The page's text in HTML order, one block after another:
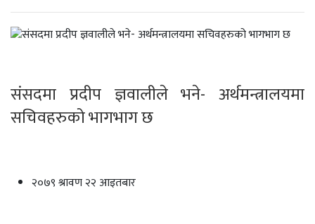
संसदमा प्रदीप ज्ञवालीले भने- अर्थमन्त्रालयमा
सचिवहरुको भागभाग छ
२०७९ श्रावण २२ आइतबार